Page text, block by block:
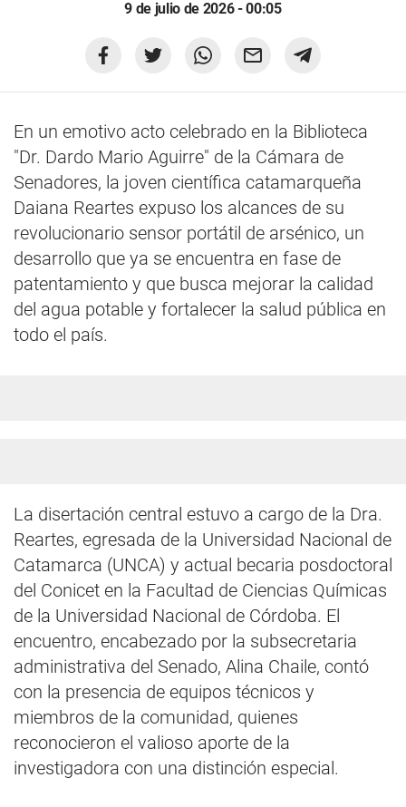
9 de julio de 2026 - 00:05
En un emotivo acto celebrado en la Biblioteca
"Dr. Dardo Mario Aguirre" de la Cámara de
Senadores, la joven científica catamarqueña
Daiana Reartes expuso los alcances de su
revolucionario sensor portátil de arsénico, un
desarrollo que ya se encuentra en fase de
patentamiento y que busca mejorar la calidad
del agua potable y fortalecer la salud pública en
todo el país.
La disertación central estuvo a cargo de la Dra.
Reartes, egresada de la Universidad Nacional de
Catamarca (UNCA) y actual becaria posdoctoral
del Conicet en la Facultad de Ciencias Químicas
de la Universidad Nacional de Córdoba. El
encuentro, encabezado por la subsecretaria
administrativa del Senado, Alina Chaile, contó
con la presencia de equipos técnicos y
miembros de la comunidad, quienes
reconocieron el valioso aporte de la
investigadora con una distinción especial.